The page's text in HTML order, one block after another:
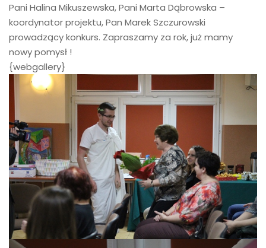
Pani Halina Mikuszewska, Pani Marta Dąbrowska –
koordynator projektu, Pan Marek Szczurowski
prowadzący konkurs. Zapraszamy za rok, już mamy
nowy pomysł !
{webgallery}